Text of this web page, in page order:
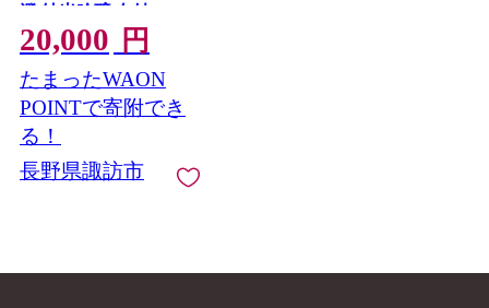
澄 純米吟醸 白妙
SHIRO[720ml×3本]/信
濃屋 舞姫 横笛 真澄 諏
訪五蔵 日本酒 酒 お酒
飲み比べ セット おす
すめ日本酒 おすすめ
酒 おすすめお酒 信州
長野県 諏訪市 諏訪
20,000 円
たまったWAON
POINTで寄附でき
る！
長野県諏訪市